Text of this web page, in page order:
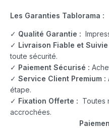
Les Garanties Tablorama :
✓ Qualité Garantie :
✓ Livraison Fiable et Suivie
toute sécurité.
✓ Paiement Sécurisé :
✓ Service Client Premium :
étape.
✓ Fixation Offerte : Toutes
accrochées.